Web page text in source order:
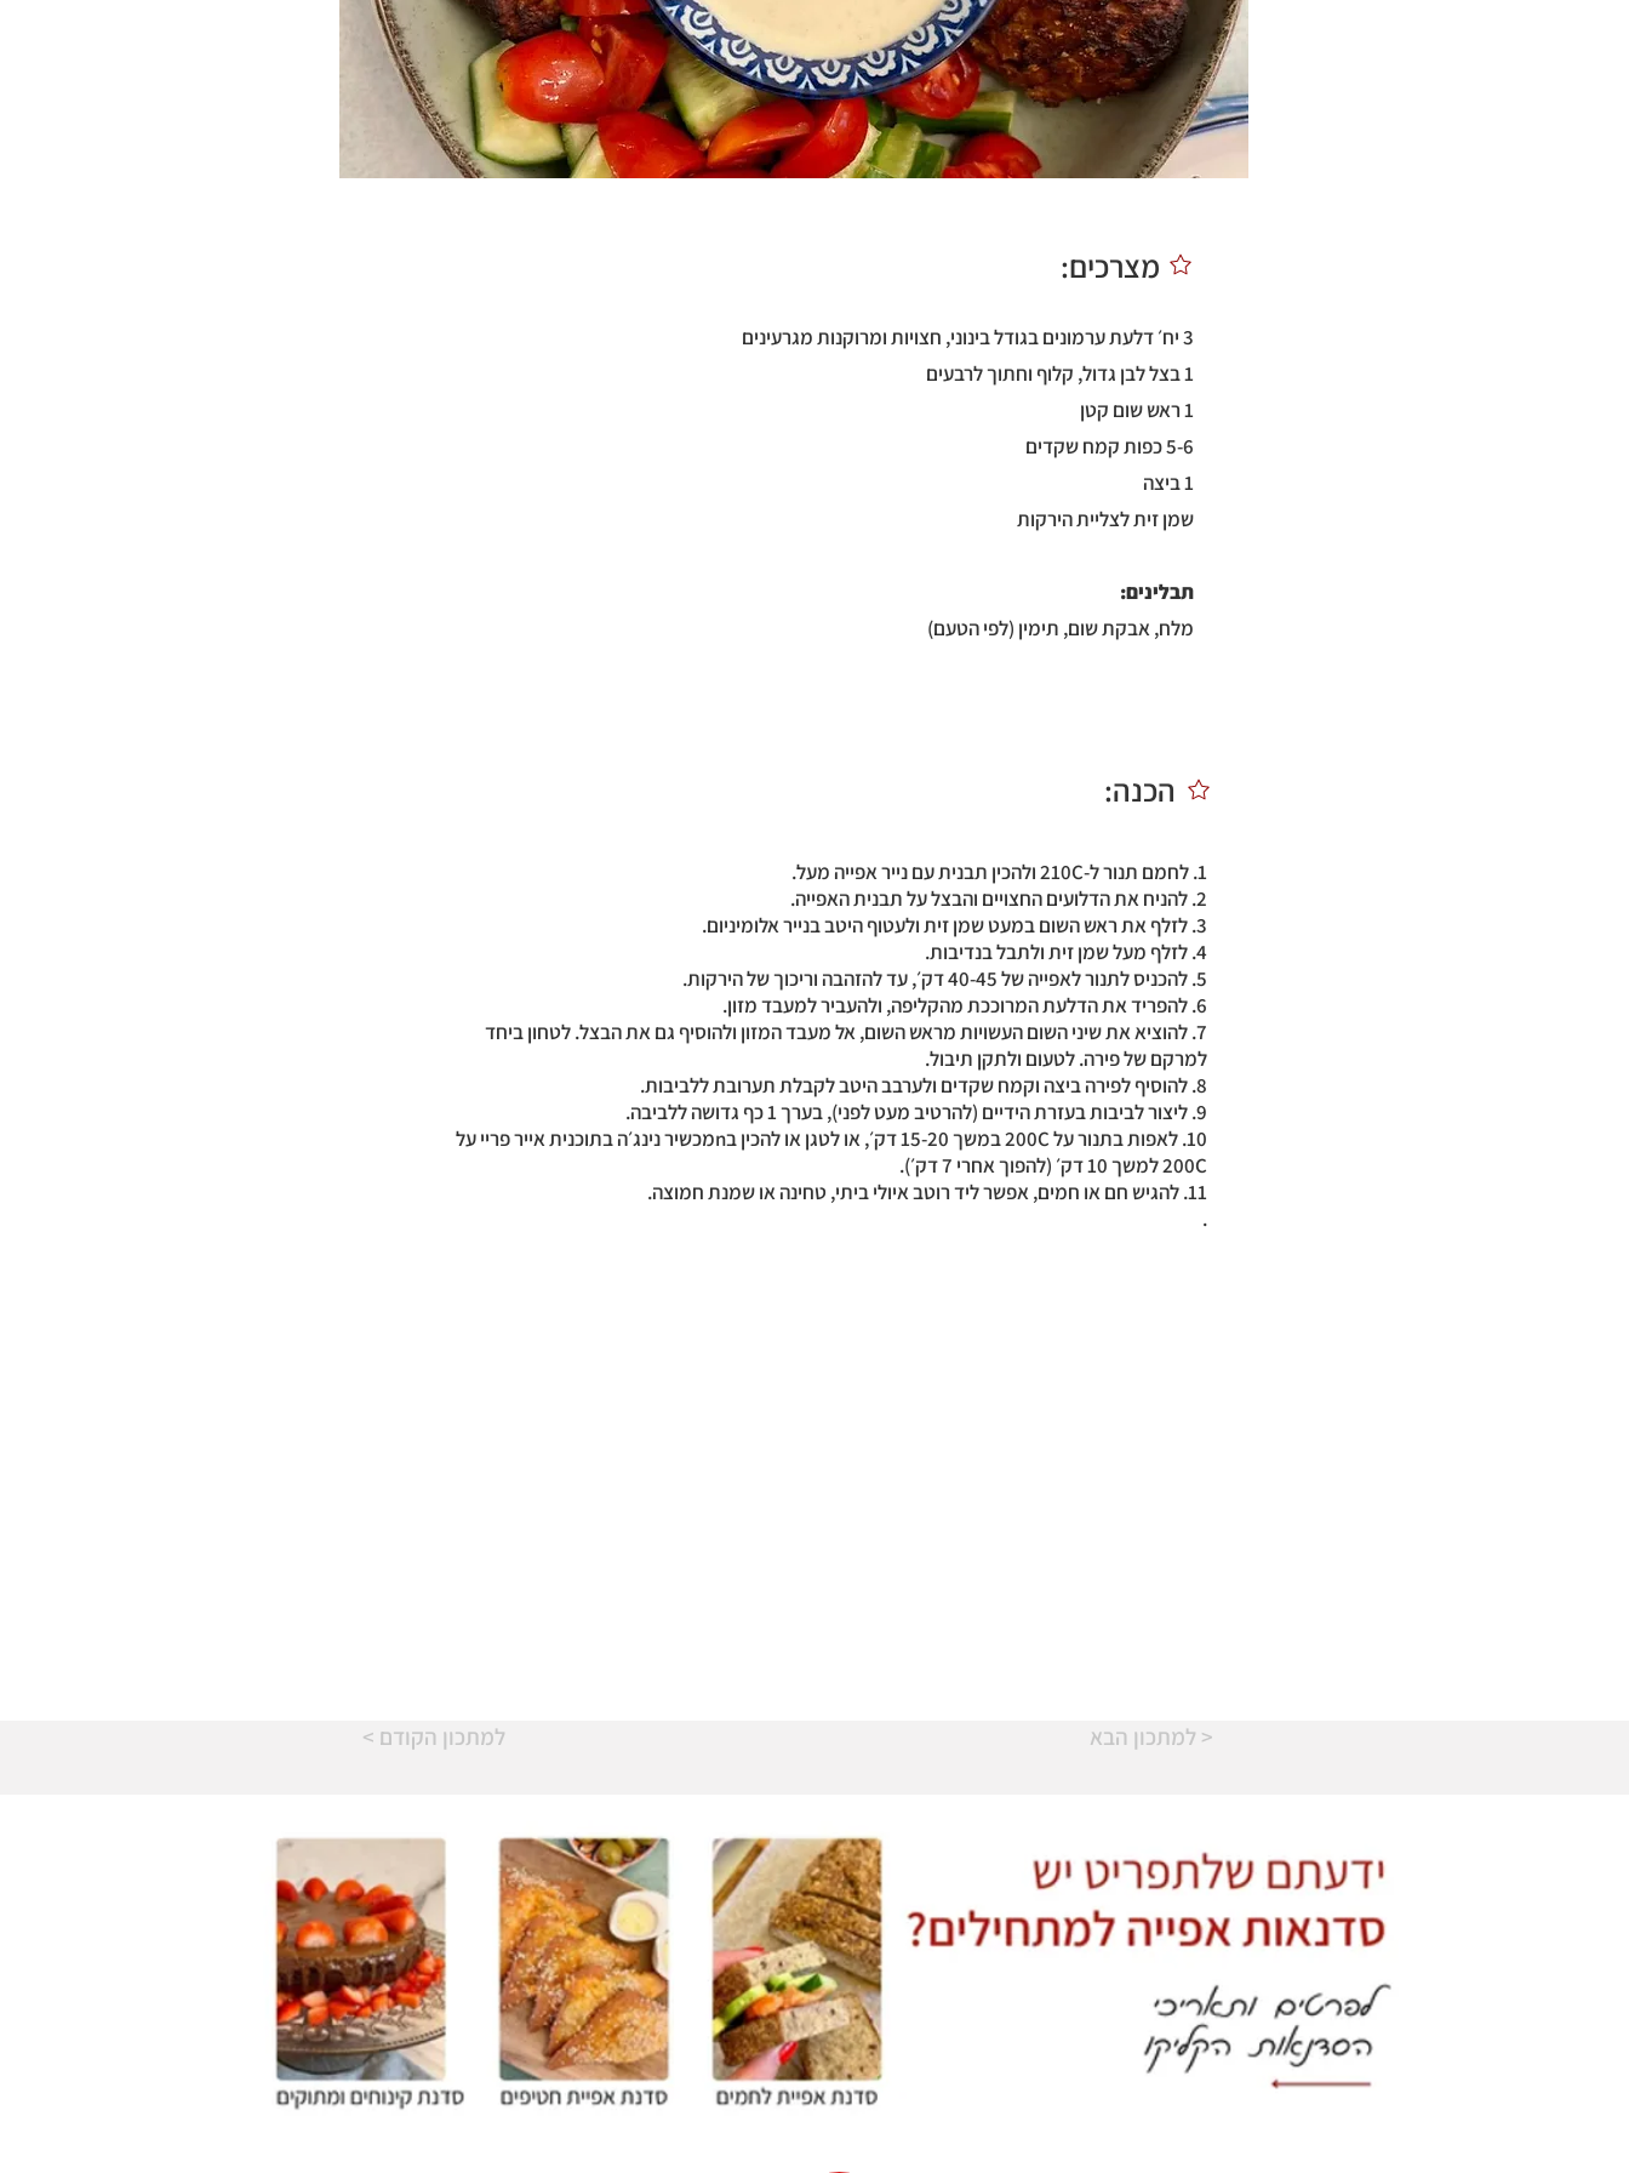
מצרכים:
3 יח׳ דלעת ערמונים בגודל בינוני, חצויות ומרוקנות מגרעינים
1 בצל לבן גדול, קלוף וחתוך לרבעים
1 ראש שום קטן
5-6 כפות קמח שקדים
1 ביצה
שמן זית לצליית הירקות
תבלינים:
מלח, אבקת שום, תימין (לפי הטעם)
הכנה:
1. לחמם תנור ל-210C ולהכין תבנית עם נייר אפייה מעל.
2. להניח את הדלועים החצויים והבצל על תבנית האפייה.
3. לזלף את ראש השום במעט שמן זית ולעטוף היטב בנייר אלומיניום.
4. לזלף מעל שמן זית ולתבל בנדיבות.
5. להכניס לתנור לאפייה של 40-45 דק׳, עד להזהבה וריכוך של הירקות.
6. להפריד את הדלעת המרוככת מהקליפה, ולהעביר למעבד מזון.
7. להוציא את שיני השום העשויות מראש השום, אל מעבד המזון ולהוסיף גם את הבצל. לטחון ביחד
למרקם של פירה. לטעום ולתקן תיבול.
8. להוסיף לפירה ביצה וקמח שקדים ולערבב היטב לקבלת תערובת ללביבות.
9. ליצור לביבות בעזרת הידיים (להרטיב מעט לפני), בערך 1 כף גדושה ללביבה.
10. לאפות בתנור על 200C במשך 15-20 דק׳, או לטגן או להכין בnמכשיר נינג׳ה בתוכנית אייר פריי על
200C למשך 10 דק׳ (להפוך אחרי 7 דק׳).
11. להגיש חם או חמים, אפשר ליד רוטב איולי ביתי, טחינה או שמנת חמוצה.
.
< למתכון הקודם למתכון הבא >